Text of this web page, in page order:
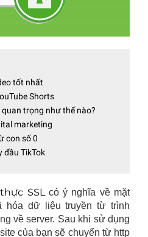
tốt nhất
Shorts
trọng như thế nào?
marketing
con số 0
đầu TikTok
SSLcó ý nghĩa về mặt
hóa dữ liệu truyền từ trình
về server. Sau khi sử dụng
của bạn sẽ chuyển từ http